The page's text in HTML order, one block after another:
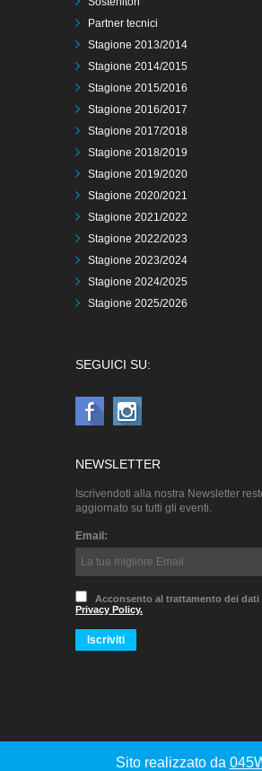
Partner tecnici
Stagione 2013/2014
Stagione 2014/2015
Stagione 2015/2016
Stagione 2016/2017
Stagione 2017/2018
Stagione 2018/2019
Stagione 2019/2020
Stagione 2020/2021
Stagione 2021/2022
Stagione 2022/2023
Stagione 2023/2024
Stagione 2024/2025
Stagione 2025/2026
SEGUICI SU:
NEWSLETTER
Iscrivendoti alla nostra Newsletter
aggiornato su tutti gli eventi.
Email:
Acconsento al trattamento dei dati
Privacy Policy.
Sito realizzato da